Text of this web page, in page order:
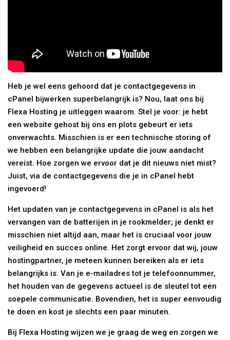
Heb je wel eens gehoord dat je contactgegevens in
cPanel bijwerken superbelangrijk is? Nou, laat ons bij
Flexa Hosting je uitleggen waarom. Stel je voor: je hebt
een website gehost bij ons en plots gebeurt er iets
onverwachts. Misschien is er een technische storing of
we hebben een belangrijke update die jouw aandacht
vereist. Hoe zorgen we ervoor dat je dit nieuws niet mist?
Juist, via de contactgegevens die je in cPanel hebt
ingevoerd!
Het updaten van je contactgegevens in cPanel is als het
vervangen van de batterijen in je rookmelder; je denkt er
misschien niet altijd aan, maar het is cruciaal voor jouw
veiligheid en succes online. Het zorgt ervoor dat wij, jouw
hostingpartner, je meteen kunnen bereiken als er iets
belangrijks is. Van je e-mailadres tot je telefoonnummer,
het houden van de gegevens actueel is de sleutel tot een
soepele communicatie. Bovendien, het is super eenvoudig
te doen en kost je slechts een paar minuten.
Bij Flexa Hosting wijzen we je graag de weg en zorgen we